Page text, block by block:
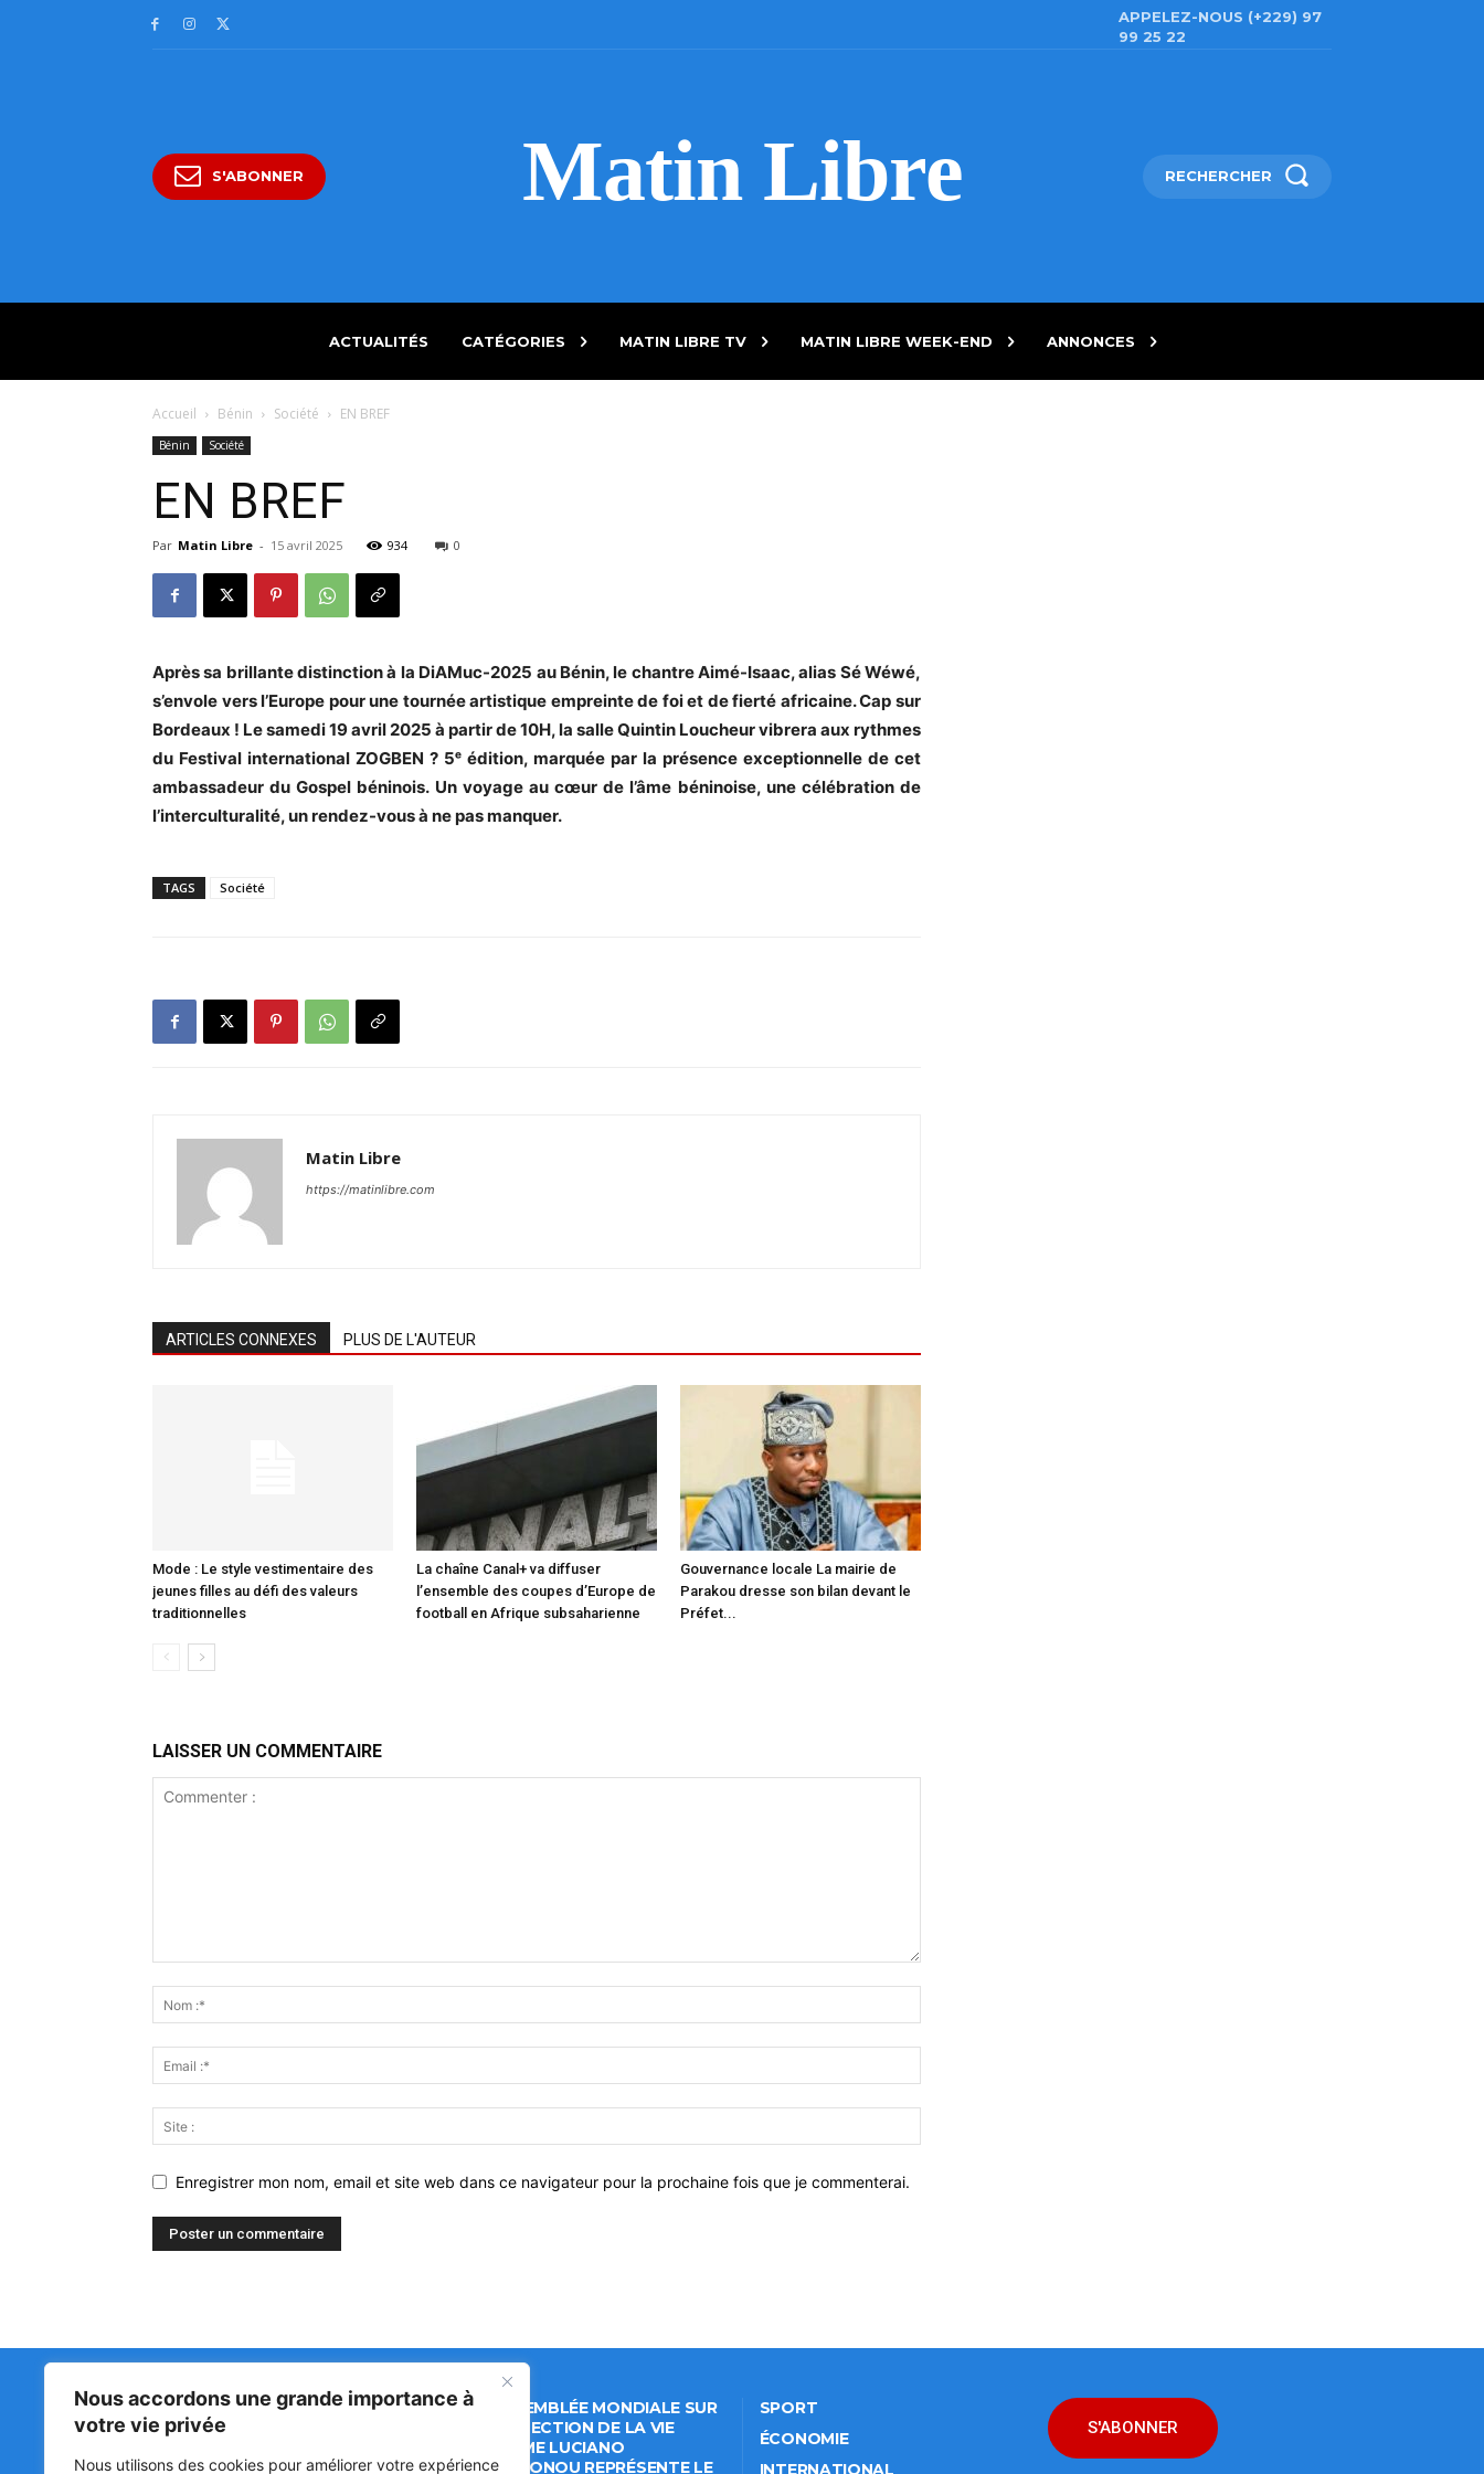
Nous accordons une grande importance à
votre vie privée
Nous utilisons des cookies pour améliorer votre expérience
APPELEZ-NOUS (+229) 97
99 25 22
S'ABONNER Matin Libre RECHERCHER
ACTUALITÉS CATÉGORIES MATIN LIBRE TV MATIN LIBRE WEEK-END ANNONCES
Accueil Bénin Société EN BREF
Bénin Société
EN BREF
Par Matin Libre - 15 avril 2025 934 0
Après sa brillante distinction à la DiAMuc-2025 au Bénin, le chantre Aimé-Isaac, alias Sé Wéwé,
s’envole vers l’Europe pour une tournée artistique empreinte de foi et de fierté africaine. Cap sur
Bordeaux ! Le samedi 19 avril 2025 à partir de 10H, la salle Quintin Loucheur vibrera aux rythmes
du Festival international ZOGBEN ? 5ᵉ édition, marquée par la présence exceptionnelle de cet
ambassadeur du Gospel béninois. Un voyage au cœur de l’âme béninoise, une célébration de
l’interculturalité, un rendez-vous à ne pas manquer.
TAGS Société
Matin Libre
https://matinlibre.com
ARTICLES CONNEXES PLUS DE L'AUTEUR
Mode : Le style vestimentaire des
jeunes filles au défi des valeurs
traditionnelles
La chaîne Canal+ va diffuser
l’ensemble des coupes d’Europe de
football en Afrique subsaharienne
Gouvernance locale La mairie de
Parakou dresse son bilan devant le
Préfet...
LAISSER UN COMMENTAIRE
Enregistrer mon nom, email et site web dans ce navigateur pour la prochaine fois que je commenterai.
Matin Libre
Premiers sur l'info !
47ᵉ ASSEMBLÉE MONDIALE SUR
LA PROTECTION DE LA VIE
PRIVÉE: ME LUCIANO
HOUNKPONOU REPRÉSENTE LE
SPORT
ÉCONOMIE
INTERNATIONAL
S'ABONNER